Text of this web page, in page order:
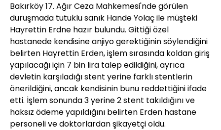
Bakırköy 17. Ağır Ceza Mahkemesi'nde görülen
duruşmada tutuklu sanık Hande Yolaç ile müşteki
Hayrettin Erdne hazır bulundu. Gittiği özel
hastanede kendisine anjiyo gerektiğinin söylendiğini
belirten Hayrettin Erden, işlem sırasında koldan giriş
yapılacağı için 7 bin lira talep edildiğini, ayrıca
devletin karşıladığı stent yerine farklı stentlerin
önerildiğini, ancak kendisinin bunu reddettiğini ifade
etti. İşlem sonunda 3 yerine 2 stent takıldığını ve
haksız ödeme yapıldığını belirten Erden hastane
personeli ve doktorlardan şikayetçi oldu.